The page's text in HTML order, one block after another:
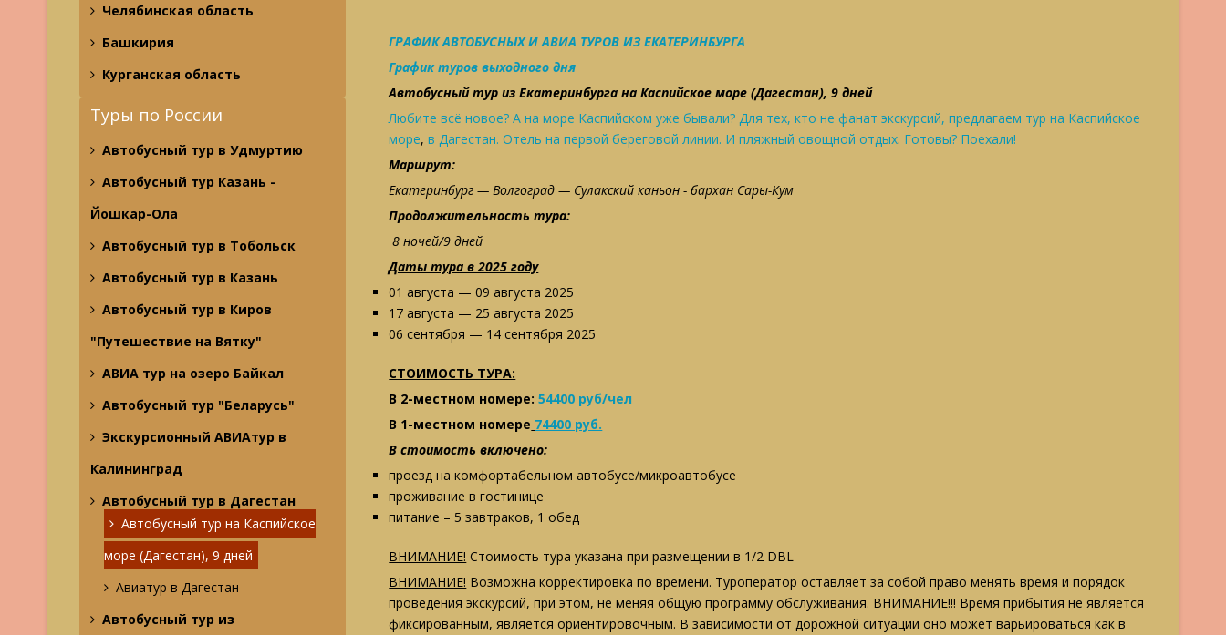
Челябинская область
Башкирия
Курганская область
Туры по России
Автобусный тур в Удмуртию
Автобусный тур Казань -
Йошкар-Ола
Автобусный тур в Тобольск
Автобусный тур в Казань
Автобусный тур в Киров
"Путешествие на Вятку"
АВИА тур на озеро Байкал
Автобусный тур "Беларусь"
Экскурсионный АВИАтур в
Калининград
Автобусный тур в Дагестан
Автобусный тур на Каспийское
море (Дагестан), 9 дней
Авиатур в Дагестан
Автобусный тур из
ГРАФИК АВТОБУСНЫХ И АВИА ТУРОВ ИЗ ЕКАТЕРИНБУРГА
График туров выходного дня
Автобусный тур из Екатеринбурга на Каспийское море (Дагестан), 9 дней
Любите всё новое?А на море Каспийском уже бывали? Для тех, кто не фанат экскурсий, предлагаем тур на Каспийское
море,в Дагестан. Отель на первой береговой линии. И пляжный овощной отдых. Готовы? Поехали!
Маршрут:
Екатеринбург — Волгоград — Сулакский каньон - бархан Сары-Кум
Продолжительность тура:
8 ночей/9 дней
Даты тура в 2025 году
01 августа — 09 августа 2025
17 августа — 25 августа 2025
06 сентября — 14 сентября 2025
СТОИМОСТЬ ТУРА:
В 2-местном номере:54400 руб/чел
В 1-местном номере 74400 руб.
В стоимость включено:
проезд на комфортабельном автобусе/микроавтобусе
проживание в гостинице
питание – 5 завтраков, 1 обед
ВНИМАНИЕ! Стоимость тура указана при размещении в 1/2 DBL
ВНИМАНИЕ! Возможна корректировка по времени. Туроператор оставляет за собой право менять время и порядок
проведения экскурсий, при этом, не меняя общую программу обслуживания. ВНИМАНИЕ!!! Время прибытия не является
фиксированным, является ориентировочным. В зависимости от дорожной ситуации оно может варьироваться как в